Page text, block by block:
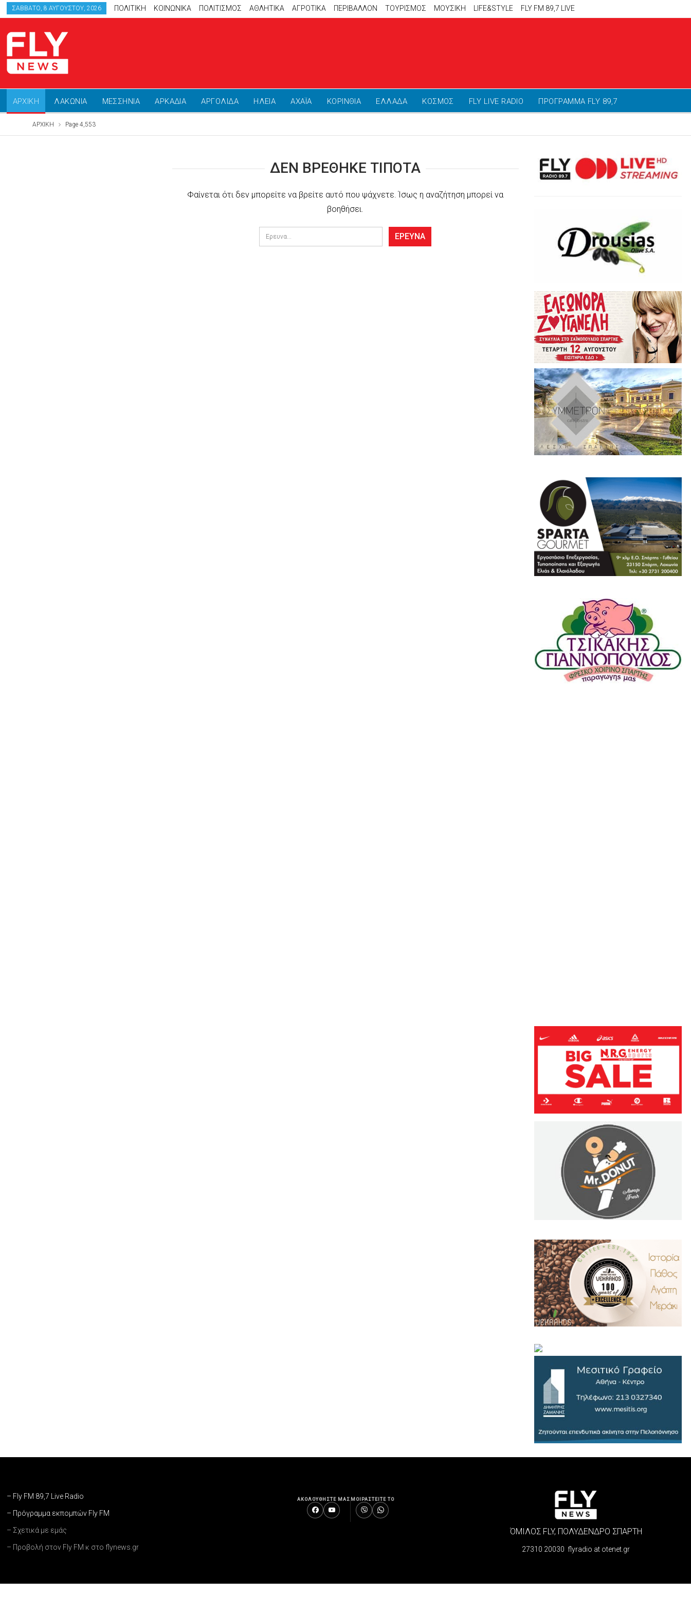
ΣΆΒΒΑΤΟ, 8 ΑΥΓΟΎΣΤΟΥ, 2026 ΠΟΛΙΤΙΚΗ ΚΟΙΝΩΝΙΚΑ ΠΟΛΙΤΙΣΜΟΣ ΑΘΛΗΤΙΚΆ ΑΓΡΟΤΙΚΑ ΠΕΡΙΒΑΛΛΟΝ ΤΟΥΡΙΣΜΟΣ ΜΟΥΣΙΚΗ LIFE&STYLE FLY FM 89,7 LIVE
ΑΡΧΙΚΗ ΛΑΚΩΝΙΑ ΜΕΣΣΗΝΙΑ ΑΡΚΑΔΙΑ ΑΡΓΟΛΙΔΑ ΗΛΕΙΑ ΑΧΑΪΑ ΚΟΡΙΝΘΙΑ ΕΛΛΑΔΑ ΚΟΣΜΟΣ FLY LIVE RADIO ΠΡΟΓΡΑΜΜΑ FLY 89,7
ΑΡΧΙΚΗ Page 4,553
ΔΕΝ ΒΡΈΘΗΚΕ ΤΊΠΟΤΑ
Φαίνεται ότι δεν μπορείτε να βρείτε αυτό που ψάχνετε. Ίσως η αναζήτηση μπορεί να
βοηθήσει.
– Fly FM 89,7 Live Radio
– Πρόγραμμα εκπομπών Fly FM
– Σχετικά με εμάς
– Προβολή στον Fly FM κ στο flynews.gr
ΑΚΟΛΟΥΘΗΣΤΕ ΜΑΣ ΜΟΙΡΑΣΤΕΙΤΕ ΤΟ
ΌΜΙΛΟΣ FLY, ΠΟΛΥΔΕΝΔΡΟ ΣΠΑΡΤΗ
27310 20030 flyradio at otenet.gr